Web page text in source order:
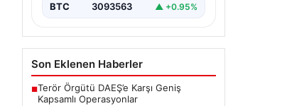
BTC 3093563 ▲ +0.95%
Son Eklenen Haberler
■Terör Örgütü DAEŞ’e Karşı Geniş
Kapsamlı Operasyonlar